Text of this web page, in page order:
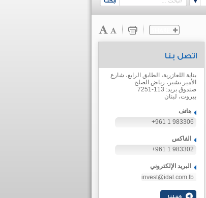
اتصل بنا
بناية اللعازرية، الطابق الرابع، شارع
الأمير بشير، رياض الصلح
صندوق بريد: 113-7251
بيروت، لبنان
هاتف
+961 1 983306
الفاكس
+961 1 983302
البريد الإلكتروني
invest@idal.com.lb